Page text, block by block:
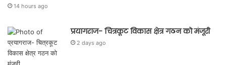
14 hours ago
प्रयागराज- चित्रकूट विकास क्षेत्र गठन को मंजूरी
2 days ago